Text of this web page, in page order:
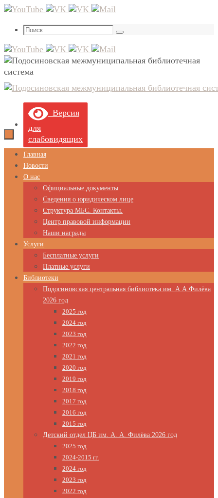
Перейти
содержимому
Что
Поиск
Версия
для
слабовидящих
Перейти
содержимому
Главная
Новости
О нас
Официальные документы
Сведения о юридическом лице
Структура МБС. Контакты.
Центр правовой информации
Наши награды
Услуги
Бесплатные услуги
Платные услуги
Библиотеки
Подосиновская центральная библиотека им. А.А.Филёва
2026 год
2025 год
2024 год
2023 год
2022 год
2021 год
2020 год
2019 год
2018 год
2017 год
2016 год
2015 год
Детский отдел ЦБ им. А. А. Филёва 2026 год
2025 год
2024-2015 гг.
2024 год
2023 год
2022 год